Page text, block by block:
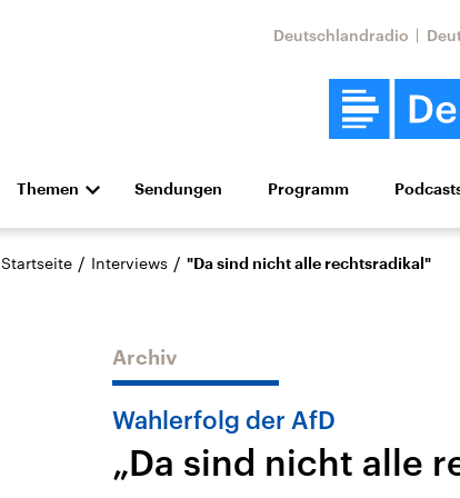
Deutschlandradio
Themen
Die Nachrichten Politik Wirtschaft Wissen
Hörspiel und Feature Musik
Landtagswahl Sachsen-
Anhalt 2026
USA
Sendungen Programm
Startseite / Interviews / "Da sind nicht alle rechtsradikal"
Archiv
Wahlerfolg der AfD
„Da sind nicht alle